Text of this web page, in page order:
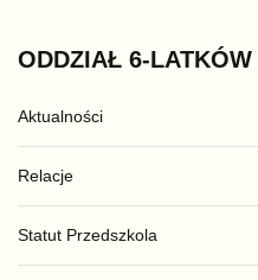
ODDZIAŁ 6-LATKÓW
Aktualności
Relacje
Statut Przedszkola